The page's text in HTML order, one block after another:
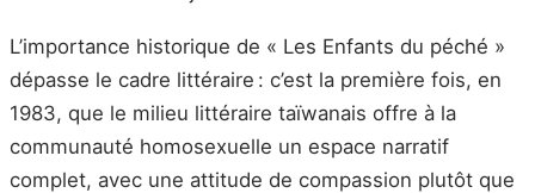
L’importance historique de « Les Enfants du péché »
dépasse le cadre littéraire : c’est la première fois, en
1983, que le milieu littéraire taïwanais offre à la
communauté homosexuelle un espace narratif
complet, avec une attitude de compassion plutôt que